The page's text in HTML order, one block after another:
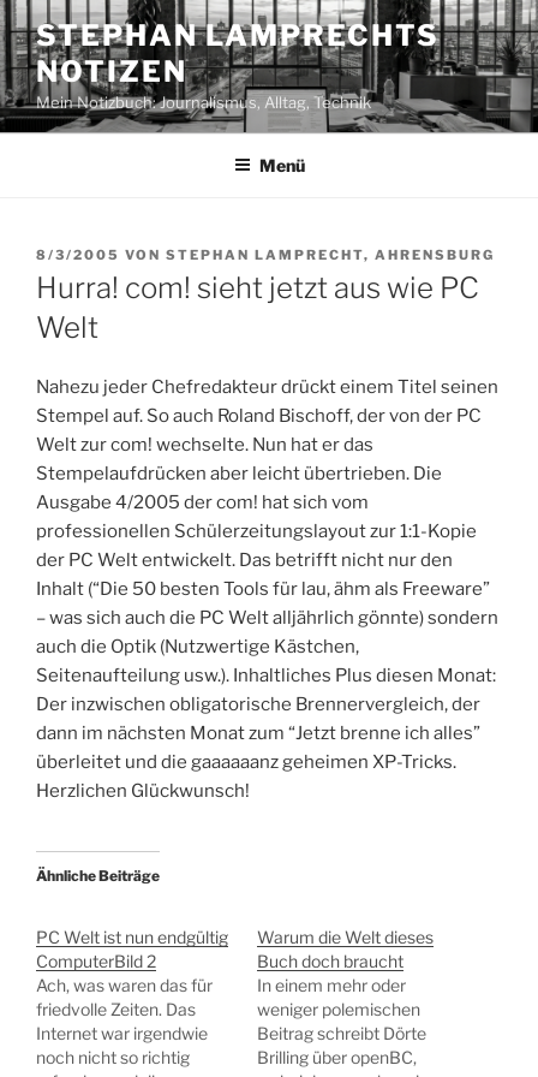
Zum
Inhalt
springen
STEPHAN LAMPRECHTS
NOTIZEN
Mein Notizbuch: Journalismus, Alltag, Technik
Menü
VERÖFFENTLICHT
AM
8/3/2005 VON STEPHAN LAMPRECHT, AHRENSBURG
Hurra! com! sieht jetzt aus wie PC
Welt
Nahezu jeder Chefredakteur drückt einem Titel seinen
Stempel auf. So auch Roland Bischoff, der von der PC
Welt zur com! wechselte. Nun hat er das
Stempelaufdrücken aber leicht übertrieben. Die
Ausgabe 4/2005 der com! hat sich vom
professionellen Schülerzeitungslayout zur 1:1-Kopie
der PC Welt entwickelt. Das betrifft nicht nur den
Inhalt (“Die 50 besten Tools für lau, ähm als Freeware”
– was sich auch die PC Welt alljährlich gönnte) sondern
auch die Optik (Nutzwertige Kästchen,
Seitenaufteilung usw.). Inhaltliches Plus diesen Monat:
Der inzwischen obligatorische Brennervergleich, der
dann im nächsten Monat zum “Jetzt brenne ich alles”
überleitet und die gaaaaaanz geheimen XP-Tricks.
Herzlichen Glückwunsch!
Ähnliche Beiträge
PC Welt ist nun endgültig
ComputerBild 2
Ach, was waren das für
friedvolle Zeiten. Das
Internet war irgendwie
noch nicht so richtig
Warum die Welt dieses
Buch doch braucht
In einem mehr oder
weniger polemischen
Beitrag schreibt Dörte
Brilling über openBC,